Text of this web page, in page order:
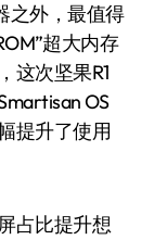
之外，最值得
超大内存
这次坚果R1
OS
提升了使用
占比提升想